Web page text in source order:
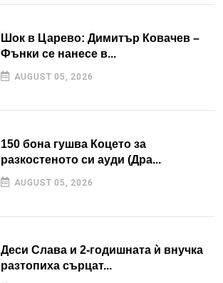
Шок в Царево: Димитър Ковачев –
Фънки се нанесе в...
AUGUST 05, 2026
150 бона гушва Коцето за
разкостеното си ауди (Дра...
AUGUST 05, 2026
Деси Слава и 2-годишната ѝ внучка
разтопиха сърцат...